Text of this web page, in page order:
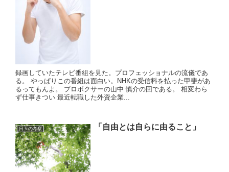
録画していたテレビ番組を見た。プロフェッショナルの流儀であ
る。 やっぱりこの番組は面白い。NHKの受信料を払った甲斐があ
るってもんよ。 プロボクサーの山中 慎介の回である。 相変わら
ず仕事きつい 最近転職した外資企業...
日々の考察 「自由とは自らに由ること」